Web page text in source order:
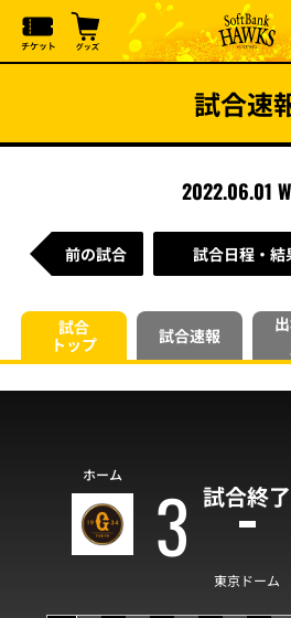
試合速
2022.06.01
前の試合 試合日程・結
試合
トップ
試合速報
試合終了
ホーム 3
東京ドーム